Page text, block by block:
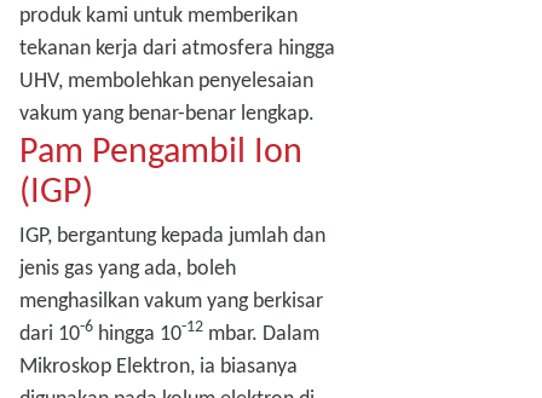
produk kami untuk memberikan
tekanan kerja dari atmosfera hingga
UHV, membolehkan penyelesaian
vakum yang benar-benar lengkap.
Pam Pengambil Ion
(IGP)
IGP, bergantung kepada jumlah dan
jenis gas yang ada, boleh
menghasilkan vakum yang berkisar
dari 10-6 hingga 10-12 mbar. Dalam
Mikroskop Elektron, ia biasanya